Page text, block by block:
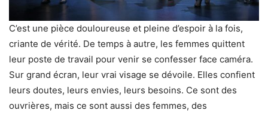
C’est une pièce douloureuse et pleine d’espoir à la fois,
criante de vérité. De temps à autre, les femmes quittent
leur poste de travail pour venir se confesser face caméra.
Sur grand écran, leur vrai visage se dévoile. Elles confient
leurs doutes, leurs envies, leurs besoins. Ce sont des
ouvrières, mais ce sont aussi des femmes, des